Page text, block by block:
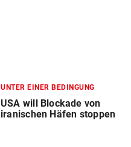
UNTER EINER BEDINGUNG
USA will Blockade von
iranischen Häfen stoppen